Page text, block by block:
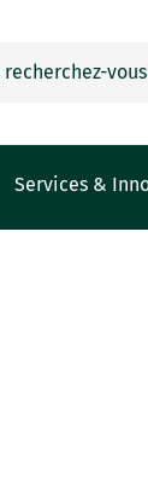
Services &